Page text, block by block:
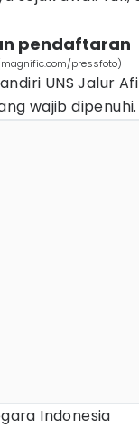
pendaftaran
pressfoto)
UNS Jalur
wajib
Indonesia